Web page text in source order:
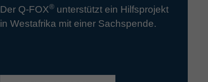
Der Q-FOX®unterstützt ein Hilfsprojekt
in Westafrika mit einer Sachspende.